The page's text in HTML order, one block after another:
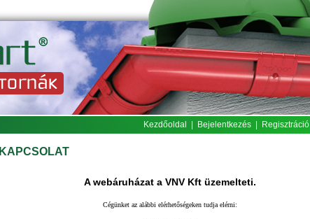
Kezdőoldal Bejelentkezés Regisztráció
KAPCSOLAT
Awebáruházat a VNV Kft üzemelteti.
Cégünket az alábbi elérhetőségeken tudja elérni: